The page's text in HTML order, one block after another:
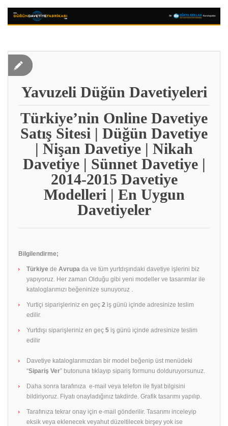
Yavuzeli Düğün Davetiyeleri
Türkiye’nin Online Davetiye
Satış Sitesi | Düğün Davetiye
| Nişan Davetiye | Nikah
Davetiye | Sünnet Davetiye |
2014-2015 Davetiye
Modelleri | En Uygun
Davetiyeler
Bilgilendirme;
Türkiye de Avrupa da ve tüm yurtdışındaki davetiye işlerini biz
yapıyoruz. Her zaman Olduğu gibi yeni modeller ve tasarımlar ile
kataloglarımızı beğeninize sunuyoruz .
Yurtiçi siparişleriniz en geç 2 iş günü içinde adresinize teslim
edilir.
Yurtdışı siparişleriniz en geç 5 iş günü içinde adresinize teslim
edilir
Davetiye kataloglarımızdan bir model beğenip üst menüdeki
“Sipariş Ver” butonuna tıklayıp sipariş formunu dolduruyorsunuz.
Daha sonra tarafınıza e-mail veya telefon ile fiyat bilgisini
bildiriyoruz. Fiyatı onayladığınız takdirde. Grafik tasarımı yapılıp.
Tarafınıza tekrar onay için e-mail gönderilir. Tasarımı inceleyip
eksik veya eklenecek veyahut düzeltilecek birşey yok ise